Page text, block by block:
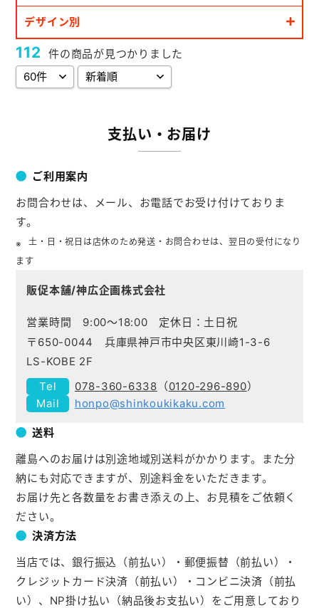
よくあるご質問
カレンダー本舗
キャンディー本舗
クリアファイル本舗
うちわ本舗
ノベルティグッズ本舗
デザイン別
112 件の商品が見つかりました
支払い・お届け
ご利用案内
お問合わせは、メール、お電話でお受け付けておりま
す。
土・日・祝日は店休のため発送・お問合わせは、翌日の受付になり
ます
販促本舗/神広企画株式会社
営業時間 9:00～18:00 定休日：土日祝
〒650-0044 兵庫県神戸市中央区東川崎1-3-6
LS-KOBE 2F
078-360-6338 （0120-296-890）
honpo@shinkoukikaku.com
送料
離島へのお届けは別途地域別送料がかかります。また分
納にも対応できますが、別途料金をいただきます。
お届け先と各数量をお書き添えの上、お見積をご依頼く
ださい。
決済方法
当店では、銀行振込（前払い）・郵便振替（前払い）・
クレジットカード決済（前払い）・コンビニ決済（前払
い）、NP掛け払い（納品後お支払い）をご用意しており